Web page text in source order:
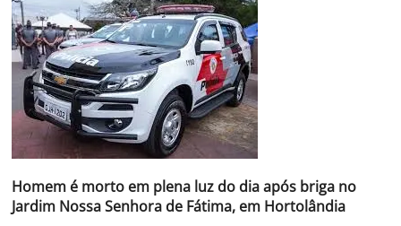
Homem é morto em plena luz do dia após briga no
Jardim Nossa Senhora de Fátima, em Hortolândia